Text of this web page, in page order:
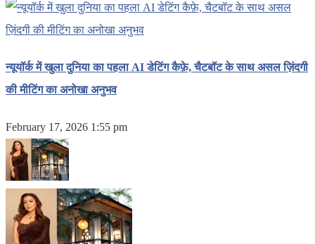
न्यूयॉर्क में खुला दुनिया का पहला AI डेटिंग कैफ़े, चैटबॉट के साथ असल ज़िंदगी
की मीटिंग का अनोखा अनुभव
February 17, 2026 1:55 pm